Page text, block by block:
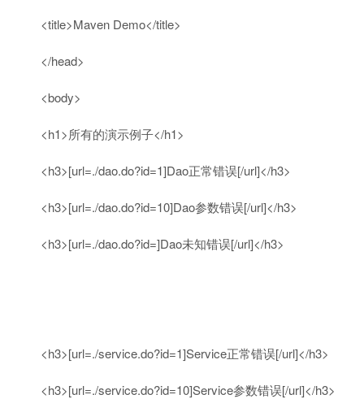
<title>Maven Demo</title>
</head>
<body>
<h1>所有的演示例子</h1>
<h3>[url=./dao.do?id=1]Dao正常错误[/url]</h3>
<h3>[url=./dao.do?id=10]Dao参数错误[/url]</h3>
<h3>[url=./dao.do?id=]Dao未知错误[/url]</h3>
<h3>[url=./service.do?id=1]Service正常错误[/url]</h3>
<h3>[url=./service.do?id=10]Service参数错误[/url]</h3>